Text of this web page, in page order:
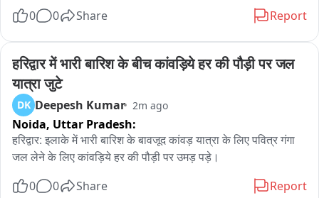
नौगांव कैंप में गेट गार्ड ड्यूटी पर तैनात ASI बलानी प्रेमावरम ने गार्ड रूम से
इंसास राइफल उठाकर क्वार्टर गार्ड में अचानक फायरिंग शुरू कर दी। इस
दौरान विष्णु बघेल के पेट में गोली लगी। उन्हें तत्काल अस्पताल ले जाया गया,
लेकिन उपचार के दौरान उन्होंने दम तोड़ दिया। घटना के बाद आरोपी ASI
बैरक पहुंचा, जहां उसने फिर गोलीबारी की। इस हमले में SI राम नवल सिंह
यादव की मौके पर ही मौत हो गई, जबकि ASI माने गोबिंद के पैर में गोली
लगने से वे घायल हो गए। बाद में आरोपी ASI ने उसी राइफल से स्वयं को
की लहर दौड़ गई थी। शहीद विष्णु बघेल का तिरंगे में लिपटा पार्थिव शरीर
0 0 Share Report
हरिद्वार में भारी बारिश के बीच कांवड़िये हर की पौड़ी पर जल
यात्रा जुटे
DK Deepesh Kumar 2m ago
Noida, Uttar Pradesh:
हरिद्वार: इलाके में भारी बारिश के बावजूद कांवड़ यात्रा के लिए पवित्र गंगा
जल लेने के लिए कांवड़िये हर की पौड़ी पर उमड़ पड़े।
0 0 Share Report